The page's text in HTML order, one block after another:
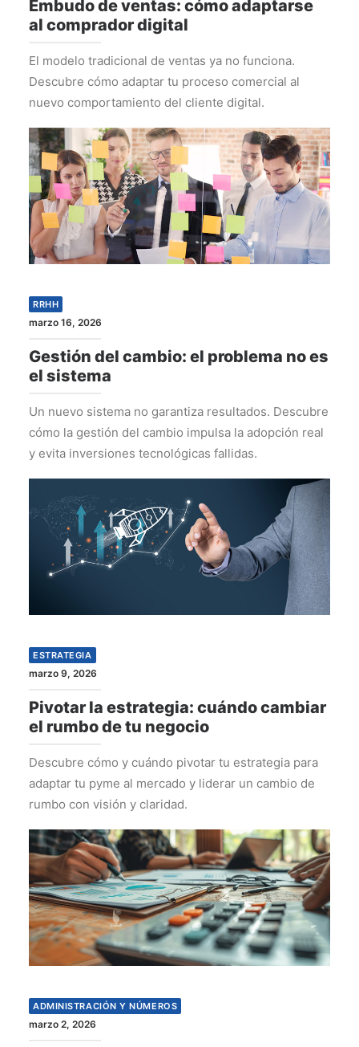
Embudo de ventas: cómo adaptarse
al comprador digital
El modelo tradicional de ventas ya no funciona.
Descubre cómo adaptar tu proceso comercial al
nuevo comportamiento del cliente digital.
RRHH
marzo 16, 2026
Gestión del cambio: el problema no es
el sistema
Un nuevo sistema no garantiza resultados. Descubre
cómo la gestión del cambio impulsa la adopción real
y evita inversiones tecnológicas fallidas.
ESTRATEGIA
marzo 9, 2026
Pivotar la estrategia: cuándo cambiar
el rumbo de tu negocio
Descubre cómo y cuándo pivotar tu estrategia para
adaptar tu pyme al mercado y liderar un cambio de
rumbo con visión y claridad.
ADMINISTRACIÓN Y NÚMEROS
marzo 2, 2026